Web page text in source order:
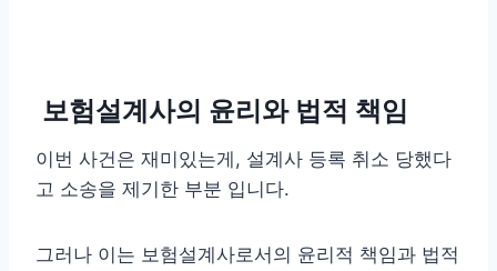
보험설계사의 윤리와 법적 책임
이번 사건은 재미있는게, 설계사 등록 취소 당했다
고 소송을 제기한 부분 입니다.
그러나 이는 보험설계사로서의 윤리적 책임과 법적